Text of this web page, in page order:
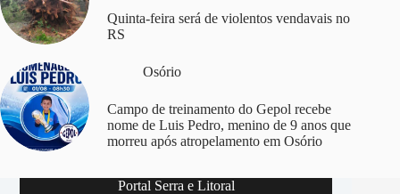
Quinta-feira será de violentos vendavais no
RS
Osório
Campo de treinamento do Gepol recebe
nome de Luis Pedro, menino de 9 anos que
morreu após atropelamento em Osório
Portal Serra e Litoral